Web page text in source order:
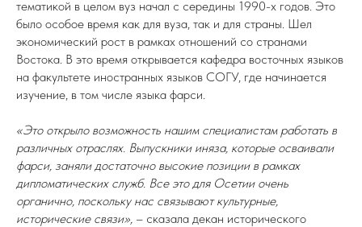
тематикой в целом вуз начал с середины 1990-х годов. Это
было особое время как для вуза, так и для страны. Шел
экономический рост в рамках отношений со странами
Востока. В это время открывается кафедра восточных языков
на факультете иностранных языков СОГУ, где начинается
изучение, в том числе языка фарси.
«Это открыло возможность нашим специалистам работать в
различных отраслях. Выпускники иняза, которые осваивали
фарси, заняли достаточно высокие позиции в рамках
дипломатических служб. Все это для Осетии очень
органично, поскольку нас связывают культурные,
исторические связи», – сказала декан исторического